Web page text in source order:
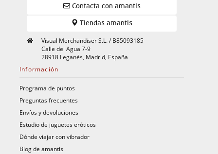
Contacta con amantis
Tiendas amantis
Visual Merchandiser S.L. / B85093185
Calle del Agua 7-9
28918 Leganés, Madrid, España
Información
Programa de puntos
Preguntas frecuentes
Envíos y devoluciones
Estudio de juguetes eróticos
Dónde viajar con vibrador
Blog de amantis